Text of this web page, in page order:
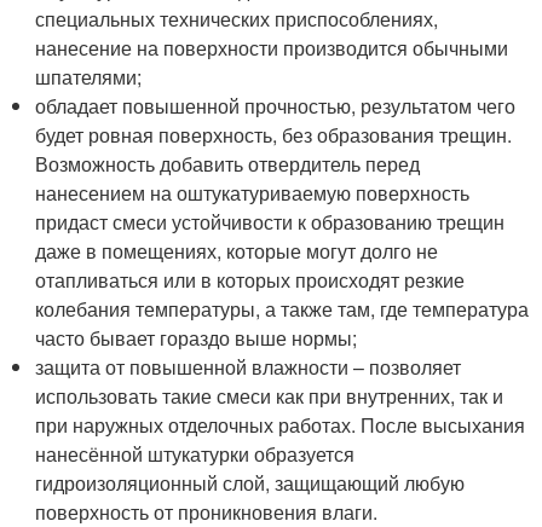
специальных технических приспособлениях,
нанесение на поверхности производится обычными
шпателями;
обладает повышенной прочностью, результатом чего
будет ровная поверхность, без образования трещин.
Возможность добавить отвердитель перед
нанесением на оштукатуриваемую поверхность
придаст смеси устойчивости к образованию трещин
даже в помещениях, которые могут долго не
отапливаться или в которых происходят резкие
колебания температуры, а также там, где температура
часто бывает гораздо выше нормы;
защита от повышенной влажности – позволяет
использовать такие смеси как при внутренних, так и
при наружных отделочных работах. После высыхания
нанесённой штукатурки образуется
гидроизоляционный слой, защищающий любую
поверхность от проникновения влаги.